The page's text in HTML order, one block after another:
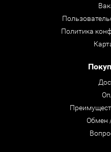
Политика
Обмен